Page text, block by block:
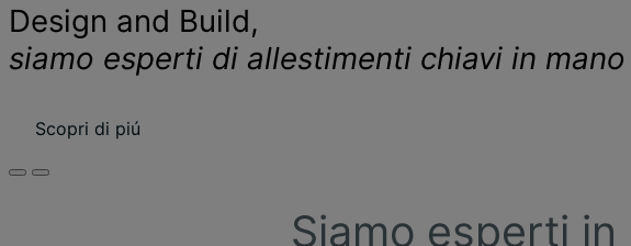
Design and Build,
siamo esperti di allestimenti chiavi in mano
Scopri di piú
Siamo esperti in